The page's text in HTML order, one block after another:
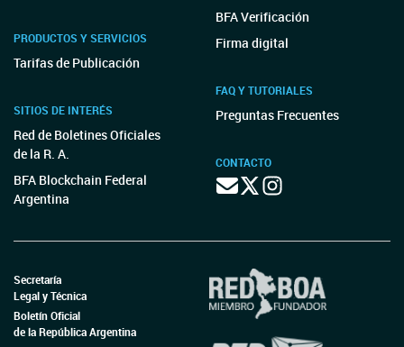
PRODUCTOS Y SERVICIOS
Tarifas de Publicación
SITIOS DE INTERÉS
Red de Boletines Oficiales
de la R. A.
BFA Blockchain Federal
Argentina
BFA Verificación
Firma digital
FAQ Y TUTORIALES
Preguntas Frecuentes
CONTACTO
Secretaría
Legal y Técnica
Boletín Oficial
de la República Argentina